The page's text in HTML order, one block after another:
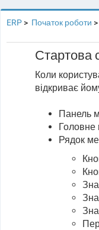
ERP Початок роботи
Стартова
Коли
відкриває
Панель
Рядок